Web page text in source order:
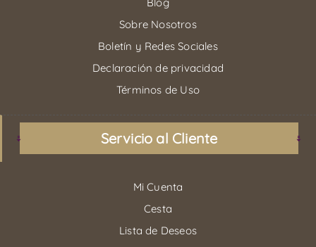
Blog
Sobre Nosotros
Boletín y Redes Sociales
Declaración de privacidad
Términos de Uso
Servicio al Cliente
Mi Cuenta
Cesta
Lista de Deseos